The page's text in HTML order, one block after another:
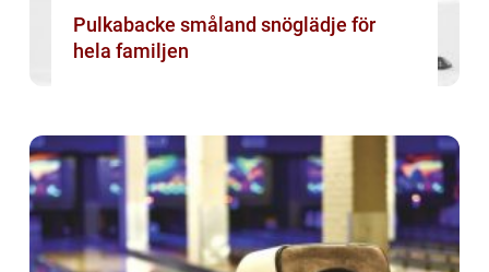
Pulkabacke småland snöglädje för
hela familjen